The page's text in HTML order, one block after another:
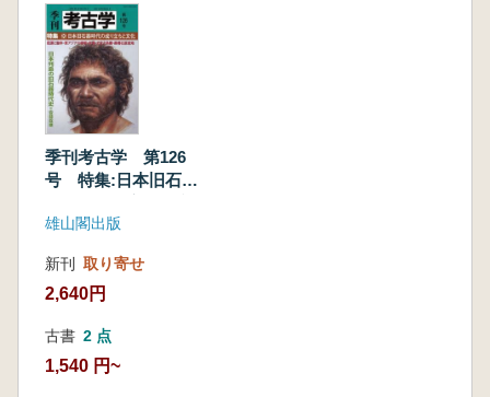
季刊考古学 第126
号 特集:日本旧石器
化
雄山閣出版
新刊 取り寄せ
2,640円
古書 2 点
1,540 円~